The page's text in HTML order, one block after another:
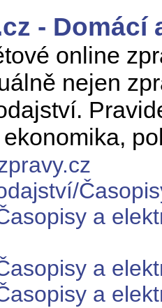
-
online
nejen
a
a
a